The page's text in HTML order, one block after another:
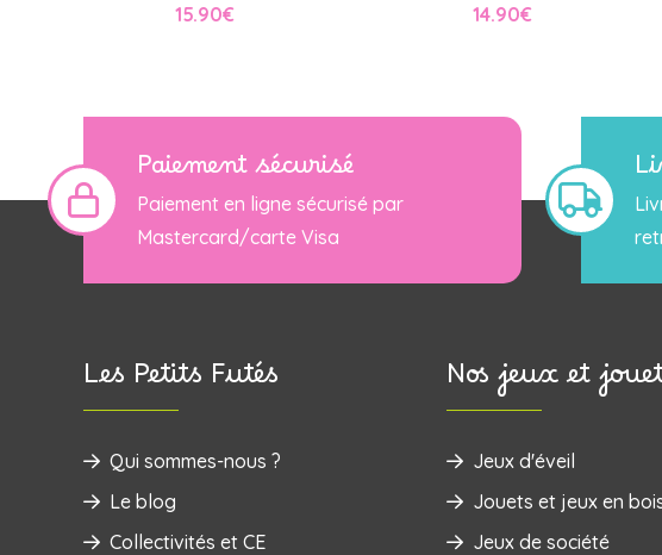
15.90€
14.90€
Paiement sécurisé
Paiement en ligne sécurisé par
Mastercard/carte Visa
Les Petits Futés
Qui sommes-nous ?
Le blog
Collectivités et CE
Nos jeux et
Jeux d'éveil
‌Jouets et jeux en
Jeux de société